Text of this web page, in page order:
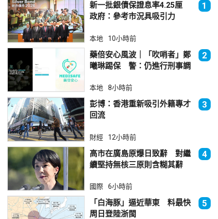
新一批銀債保證息率4.25厘
政府：參考市況具吸引力
1
本地 10小時前
藥倍安心風波｜「吹哨者」鄭
曦琳踢保 警：仍進行刑事調
2
本地 8小時前
彭博：香港重新吸引外籍專才
回流
3
財經 12小時前
高市在廣島原爆日致辭 對繼
續堅持無核三原則含糊其辭
4
國際 6小時前
「白海豚」逼近華東 料最快
周日登陸浙閩
5